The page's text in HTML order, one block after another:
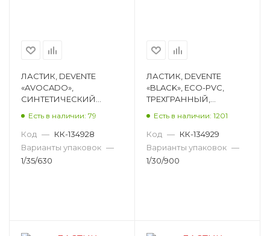
ЛАСТИК, DEVENTE
«AVOCADO»,
СИНТЕТИЧЕСКИЙ
4070102
Есть в наличии: 79
Код — КК-134928
Варианты упаковок —
1/35/630
ЛАСТИК, DEVENTE
«BLACK», ECO-PVC,
ТРЕХГРАННЫЙ,
Есть в наличии: 1201
Код — КК-134929
Варианты упаковок —
1/30/900